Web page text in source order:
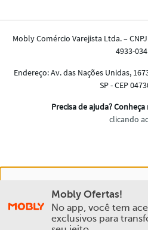
experiência na Mobly. Quando
aceita esta condição
Mobly Ofertas!
No app, você tem
exclusivos para